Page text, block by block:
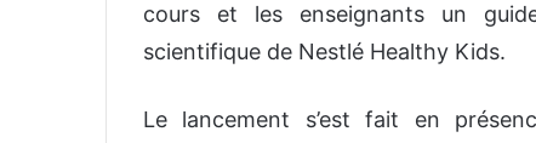
cours et les enseignants un
scientifique de Nestlé Healthy Kids.
Le lancement s’est fait en